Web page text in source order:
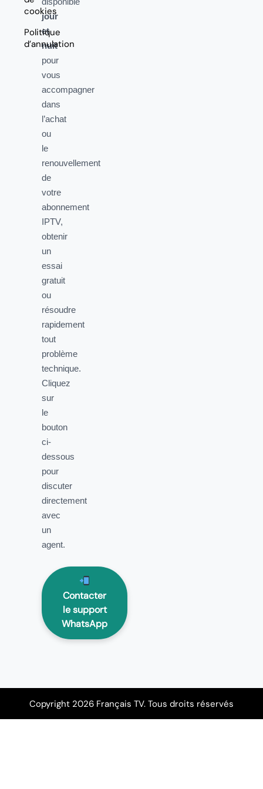
cookies
Politique
d’annulation
jour
et
nuit
pour
vous
accompagner
dans
l’achat
ou
le
renouvellement
de
votre
abonnement
IPTV,
obtenir
un
essai
gratuit
ou
résoudre
rapidement
tout
problème
technique.
Cliquez
sur
le
bouton
ci-
dessous
pour
discuter
directement
avec
un
agent.
Contacter
le support
WhatsApp
Copyright 2026 Français TV. Tous droits réservés